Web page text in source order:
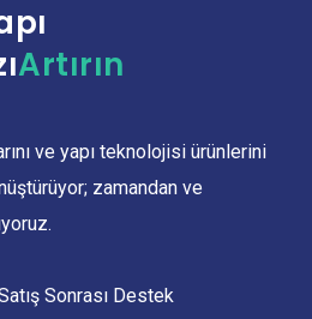
Artırın
ve yapı teknolojisi ürünlerini
zamandan ve
Sonrası Destek